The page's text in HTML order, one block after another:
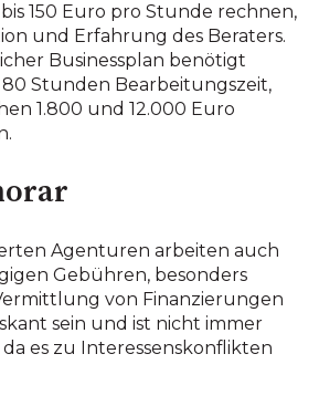
150 Euro pro Stunde rechnen,
und Erfahrung des Beraters.
Businessplan benötigt
Stunden Bearbeitungszeit,
1.800 und 12.000 Euro
Agenturen arbeiten auch
Gebühren, besonders
von Finanzierungen
sein und ist nicht immer
es zu Interessenskonflikten